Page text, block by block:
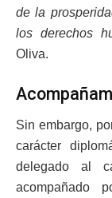
de la
los derechos
Oliva.
Sin embargo,
carácter
delegado al
acompañado